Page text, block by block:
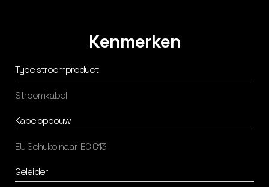
Kenmerken
Type stroomproduct
Stroomkabel
Kabelopbouw
EU Schuko naar IEC C13
Geleider